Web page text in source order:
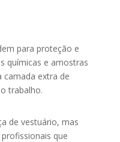
para proteção e
químicas e amostras
camada extra de
trabalho.
de vestuário, mas
que